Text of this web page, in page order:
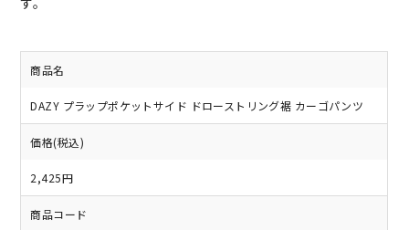
商品名
DAZY プラップポケットサイド ドローストリング裾 カーゴパンツ
価格(税込)
2,425円
商品コード